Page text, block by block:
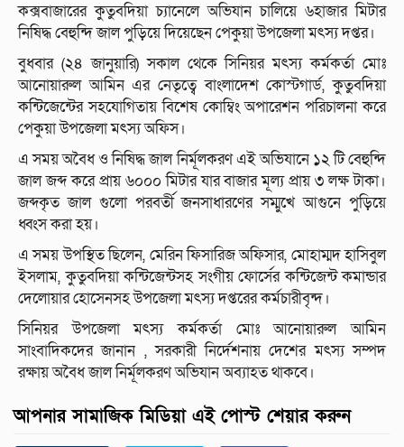
কক্সবাজারের কুতুবদিয়া চ্যানেলে অভিযান চালিয়ে ৬হাজার মিটার
নিষিদ্ধ বেহুন্দি জাল পুড়িয়ে দিয়েছেন পেকুয়া উপজেলা মৎস্য দপ্তর।
বুধবার (২৪ জানুয়ারি) সকাল থেকে সিনিয়র মৎস্য কর্মকর্তা মোঃ
আনোয়ারুল আমিন এর নেতৃত্বে বাংলাদেশ কোস্টগার্ড, কুতুবদিয়া
কন্টিজেন্টের সহযোগিতায় বিশেষ কোম্বিং অপারেশন পরিচালনা করে
পেকুয়া উপজেলা মৎস্য অফিস।
এ সময় অবৈধ ও নিষিদ্ধ জাল নির্মূলকরণ এই অভিযানে ১২ টি বেহুন্দি
জাল জব্দ করে প্রায় ৬০০০ মিটার যার বাজার মূল্য প্রায় ৩ লক্ষ টাকা।
জব্দকৃত জাল গুলো পরবর্তী জনসাধারণের সম্মুখে আগুনে পুড়িয়ে
ধ্বংস করা হয়।
এ সময় উপস্থিত ছিলেন, মেরিন ফিসারিজ অফিসার, মোহাম্মদ হাসিবুল
ইসলাম, কুতুবদিয়া কন্টিজেন্টসহ সংগীয় ফোর্সের কন্টিজেন্ট কমান্ডার
দেলোয়ার হোসেনসহ উপজেলা মৎস্য দপ্তরের কর্মচারীবৃন্দ।
সিনিয়র উপজেলা মৎস্য কর্মকর্তা মোঃ আনোয়ারুল আমিন
সাংবাদিকদের জানান , সরকারী নির্দেশনায় দেশের মৎস্য সম্পদ
রক্ষায় অবৈধ জাল নির্মূলকরণ অভিযান অব্যাহত থাকবে।
আপনার সামাজিক মিডিয়া এই পোস্ট শেয়ার করুন